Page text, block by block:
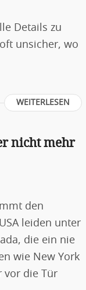
Details zu
unsicher, wo
WEITERLESEN
nicht mehr
den
leiden unter
die ein nie
wie New York
vor die Tür